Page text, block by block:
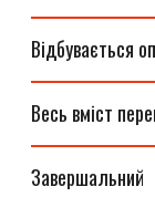
Відбувається
Весь вміст